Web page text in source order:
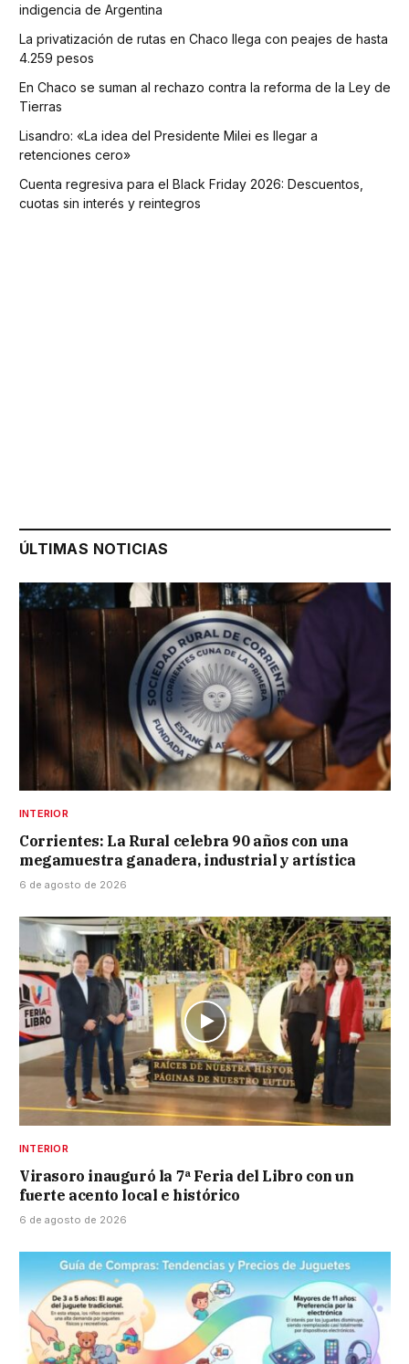
indigencia de Argentina
La privatización de rutas en Chaco llega con peajes de hasta
4.259 pesos
En Chaco se suman al rechazo contra la reforma de la Ley de
Tierras
Lisandro: «La idea del Presidente Milei es llegar a
retenciones cero»
Cuenta regresiva para el Black Friday 2026: Descuentos,
cuotas sin interés y reintegros
ÚLTIMAS NOTICIAS
INTERIOR
Corrientes: La Rural celebra 90 años con una
megamuestra ganadera, industrial y artística
6 de agosto de 2026
INTERIOR
Virasoro inauguró la 7ª Feria del Libro con un
fuerte acento local e histórico
6 de agosto de 2026